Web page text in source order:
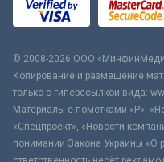
© 2008-2026 ООО
Копирование и размещение
только с гиперссылкой вида:
Материалы с пометками «Р»,
«Спецпроект», «Новости
понимании Закона Украины «О